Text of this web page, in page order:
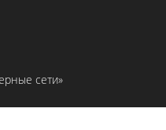
сети»